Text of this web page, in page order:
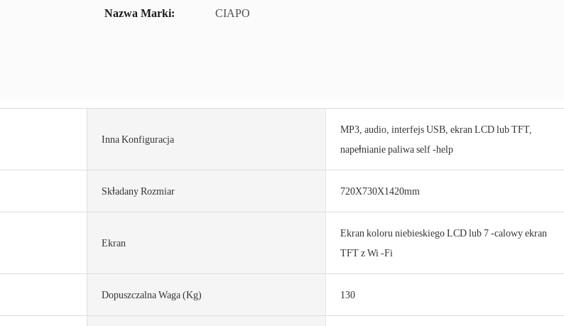
Nazwa Marki: CIAPO
Inna Konfiguracja
MP3, audio, interfejs USB, ekran LCD lub TFT,
napełnianie paliwa self -help
Składany Rozmiar 720X730X1420mm
Ekran
Ekran koloru niebieskiego LCD lub 7 -calowy ekran
TFT z Wi -Fi
Dopuszczalna Waga (kg) 130